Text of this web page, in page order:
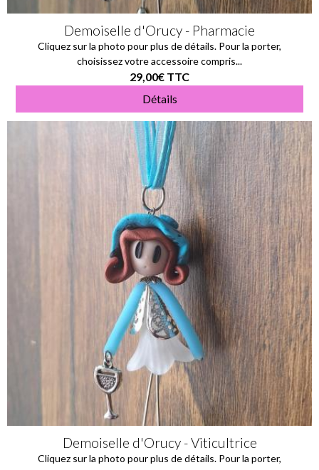
Demoiselle d'Orucy - Pharmacie
Cliquez sur la photo pour plus de détails. Pour la porter,
choisissez votre accessoire compris...
29,00€ TTC
Détails
Demoiselle d'Orucy - Viticultrice
Cliquez sur la photo pour plus de détails. Pour la porter,